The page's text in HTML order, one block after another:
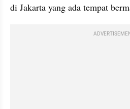
di Jakarta yang ada tempat